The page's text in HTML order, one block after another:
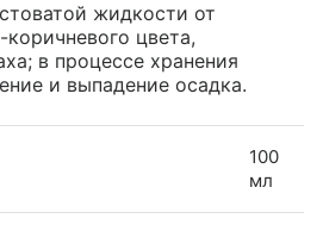
жидкости от
цвета,
в процессе хранения
и выпадение осадка.
100
мл